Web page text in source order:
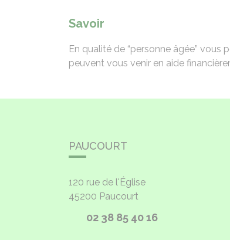
Savoir
En qualité de “personne âgée” vous
peuvent vous venir en aide
PAUCOURT
120 rue de l'Église
45200 Paucourt
02 38 85 40 16